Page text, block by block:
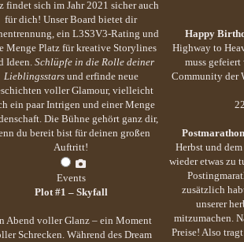
findet sich im Jahr 2021 sicher auch
für dich! Unser Board bietet dir
ein L3S3V3-Rating und
Menge Platz für kreative Storylines
Ideen. Schlüpfe in die Rolle deiner
Lieblingsstarsund erfinde neue
voller Glamour, vielleicht
ein paar Intrigen und einer Menge
Die Bühne gehört ganz dir,
du bereit bist für deinen großen
Auftritt!
Events
Plot #1 – Skyfall
Abend voller Glanz – ein Moment
Schrecken. Während des Dream
Happy
Highway to
muss
Community der
Herbst und
wieder etwas zu
zusätzlich
unserer
mitzumachen.
Preise! Also